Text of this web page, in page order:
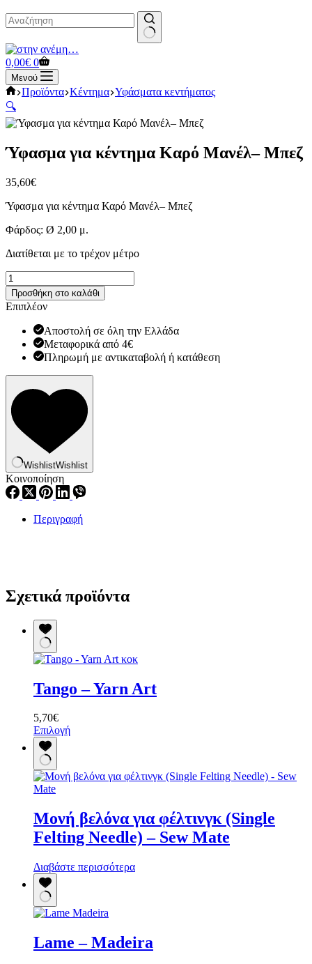
No
results
Καλάθι
Αγορών
0,00€ 0
Μενού
Αρχική
Προϊόντα Κέντημα Υφάσματα κεντήματος
🔍
Ύφασμα για κέντημα Καρό Μανέλ– Μπεζ
35,60€
Ύφασμα για κέντημα Καρό Μανέλ– Μπεζ
Φάρδος: Ø 2,00 μ.
Διατίθεται με το τρέχον μέτρο
Ύφασμα
για
κέντημα
Καρό
Μανέλ–
ποσότητα
Προσθήκη στο καλάθι
Επιπλέον
Αποστολή σε όλη την Ελλάδα
Μεταφορικά από 4€
Πληρωμή με αντικαταβολή ή κατάθεση
WishlistWishlist
Κοινοποίηση
Περιγραφή
Σχετικά προϊόντα
Tango – Yarn Art
5,70€
ΕπιλογήΑυτό
πολλαπλές
επιλογές
μπορούν
να
στη
Μονή βελόνα για φέλτινγκ (Single
Felting Needle) – Sew Mate
Διαβάστε περισσότερα
Lame – Madeira